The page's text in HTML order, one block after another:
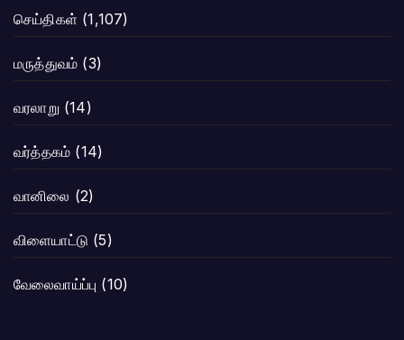
செய்திகள் (1,107)
மருத்துவம் (3)
வரலாறு (14)
வர்த்தகம் (14)
வானிலை (2)
விளையாட்டு (5)
வேலைவாய்ப்பு (10)